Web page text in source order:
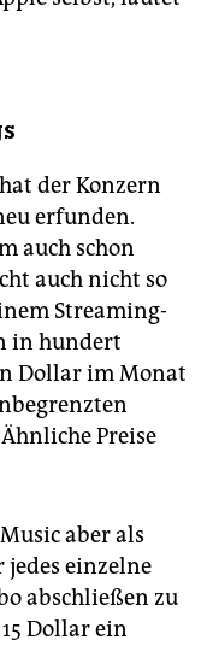
der Konzern
erfunden.
auch schon
auch nicht so
Streaming-
in hundert
Dollar im Monat
Preise
aber als
jedes einzelne
abschließen zu
Dollar ein